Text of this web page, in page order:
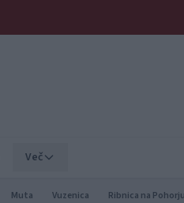
Več
Muta Vuzenica Ribnica na Pohorju